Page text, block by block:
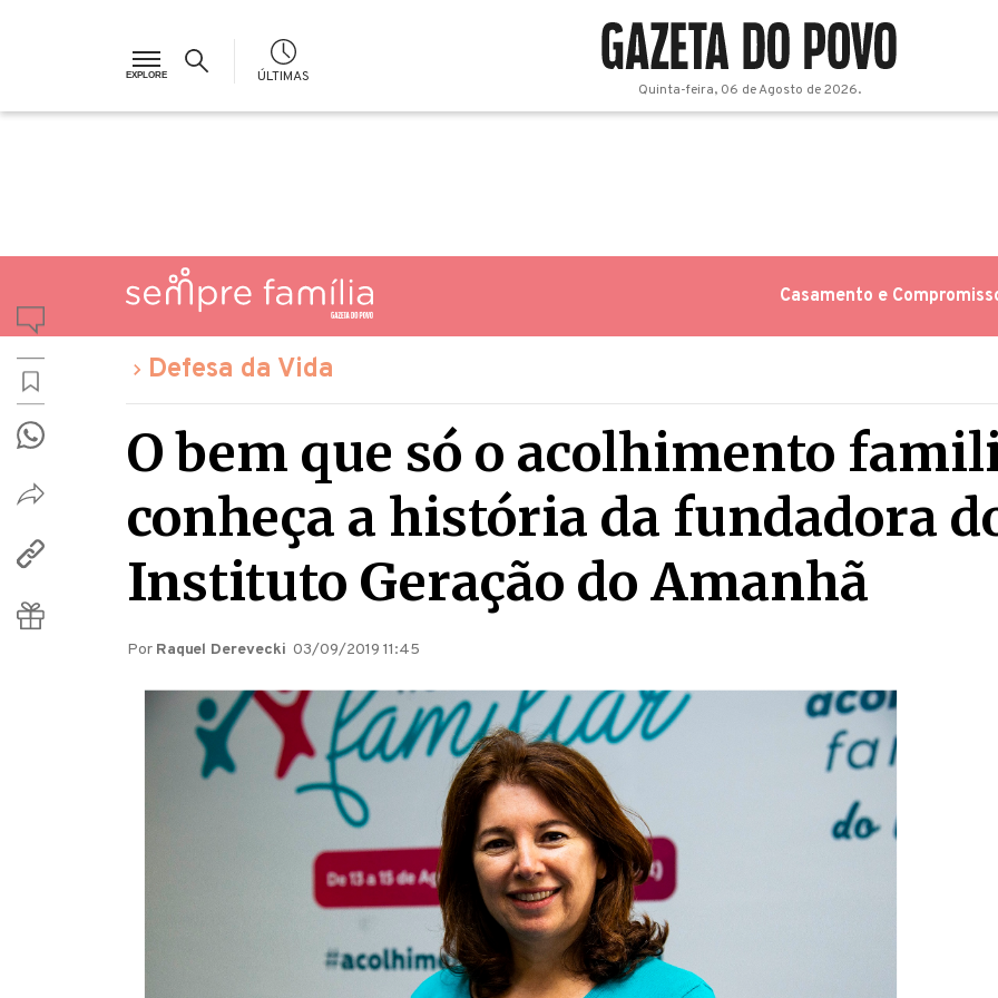
ÚLTIMAS
Quinta-feira, 06 de Agosto de 2026.
Casamento e
Defesa da Vida
O bem que só o acolhimento
conheça a história da fundadora
Instituto Geração do Amanhã
Por Raquel Derevecki 03/09/2019 11:45